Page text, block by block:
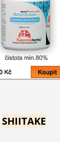
SHIITAKE